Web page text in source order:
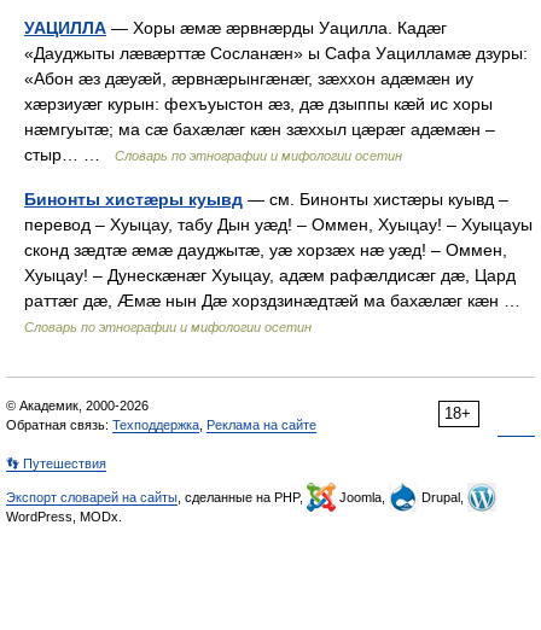
УАЦИЛЛА — Хоры æмæ æрвнæрды Уацилла. Кадæг
«Дауджыты лæвæрттæ Сосланæн» ы Сафа Уацилламæ дзуры:
«Абон æз дæуæй, æрвнæрынгæнæг, зæххон адæмæн иу
хæрзиуæг курын: фехъуыстон æз, дæ дзыппы кæй ис хоры
нæмгуытæ; ма сæ бахæлæг кæн зæххыл цæрæг адæмæн –
стыр… …
Словарь по этнографии и мифологии осетин
Бинонты хистæры куывд — см. Бинонты хистæры куывд –
перевод – Хуыцау, табу Дын уæд! – Оммен, Хуыцау! – Хуыцауы
сконд зæдтæ æмæ дауджытæ, уæ хорзæх нæ уæд! – Оммен,
Хуыцау! – Дунескæнæг Хуыцау, адæм рафæлдисæг дæ, Цард
раттæг дæ, Æмæ нын Дæ хорздзинæдтæй ма бахæлæг кæн …
Словарь по этнографии и мифологии осетин
18+
© Академик, 2000-2026
Обратная связь: Техподдержка Реклама на сайте
👣 Путешествия
Экспорт словарей на сайты , сделанные на PHP, Joomla,
Drupal,
WordPress, MODx.